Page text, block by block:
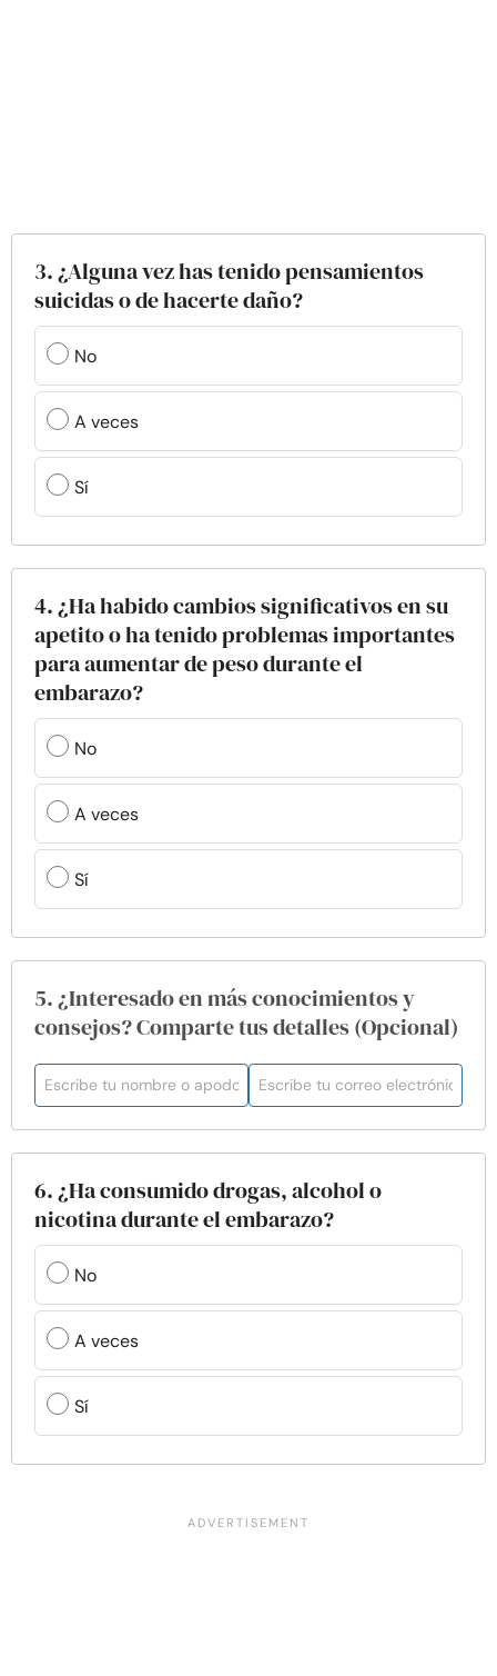
3. ¿Alguna vez has tenido pensamientos
suicidas o de hacerte daño?
No
A veces
Sí
4. ¿Ha habido cambios significativos en su
apetito o ha tenido problemas importantes
para aumentar de peso durante el
embarazo?
No
A veces
Sí
5. ¿Interesado en más conocimientos y
consejos? Comparte tus detalles (Opcional)
6. ¿Ha consumido drogas, alcohol o
nicotina durante el embarazo?
No
A veces
Sí